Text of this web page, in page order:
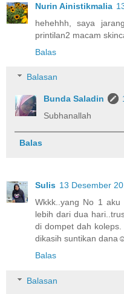
Nurin Ainistikmalia
hehehhh, saya
printilan2 macam
Balas
Balasan
Bunda Saladin
Subhanallah
Balas
Sulis 13 Desember
Wkkk..yang No 1
lebih dari dua
di dompet dah
dikasih suntikan
Balas
Balasan